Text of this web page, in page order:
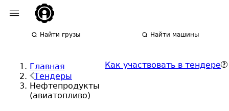
Найти грузы Найти машины
Главная
Тендеры
Нефтепродукты
(авиатопливо)
Как участвовать в тендере